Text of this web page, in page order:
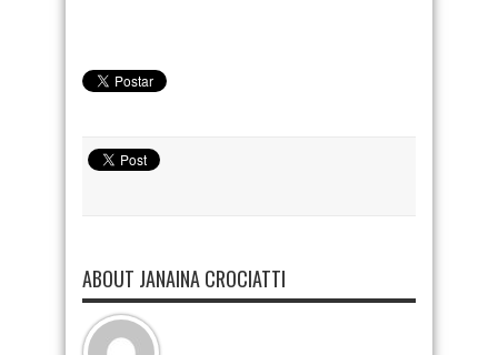
ABOUT JANAINA CROCIATTI